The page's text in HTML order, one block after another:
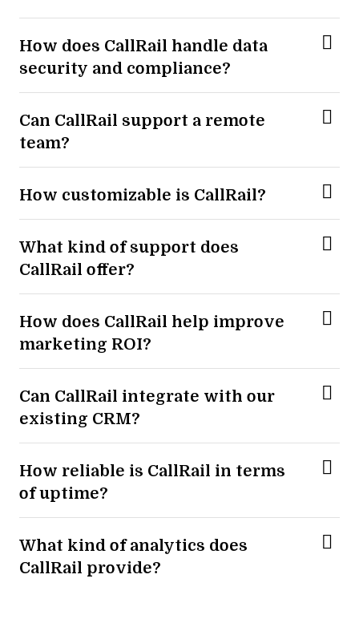
How does CallRail handle data
security and compliance?
Can CallRail support a remote
team?
How customizable is CallRail?
What kind of support does
CallRail offer?
How does CallRail help improve
marketing ROI?
Can CallRail integrate with our
existing CRM?
How reliable is CallRail in terms
of uptime?
What kind of analytics does
CallRail provide?